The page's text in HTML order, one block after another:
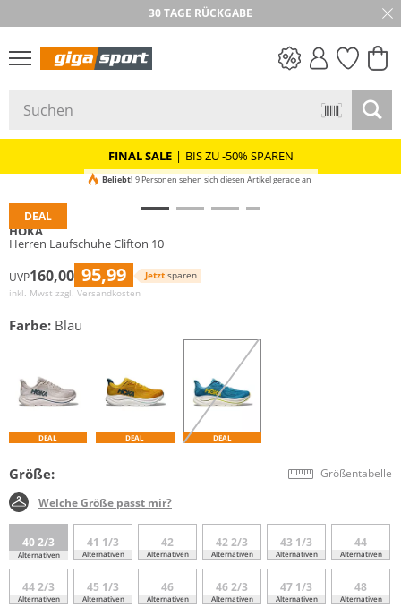
30 TAGE RÜCKGABE
FINAL SALE | BIS ZU -50% SPAREN
DEAL
Beliebt! 9 Personen sehen sich diesen Artikel gerade an
HOKA
Herren Laufschuhe Clifton 10
UVP160,00 95,99 Jetzt sparen
inkl. Mwst zzgl. Versandkosten
Farbe: Blau
DEAL DEAL DEAL
Größe: Größentabelle
Welche Größe passt mir?
40 2/3
Alternativen
41 1/3
Alternativen
42
Alternativen
42 2/3
Alternativen
43 1/3
Alternativen
44
Alternativen
44 2/3
Alternativen
45 1/3
Alternativen
46
Alternativen
46 2/3
Alternativen
47 1/3
Alternativen
48
Alternativen